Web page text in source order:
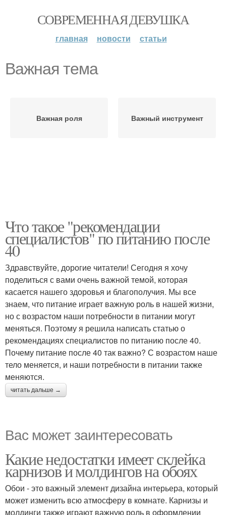
СОВРЕМЕННАЯ ДЕВУШКА
главная новости статьи
Важная тема
Важная роля Важный инструмент
Что такое "рекомендации
специалистов" по питанию после
40
Здравствуйте, дорогие читатели! Сегодня я хочу
поделиться с вами очень важной темой, которая
касается нашего здоровья и благополучия. Мы все
знаем, что питание играет важную роль в нашей жизни,
но с возрастом наши потребности в питании могут
меняться. Поэтому я решила написать статью о
рекомендациях специалистов по питанию после 40.
Почему питание после 40 так важно? С возрастом наше
тело меняется, и наши потребности в питании также
меняются.
читать дальше →
Вас может заинтересовать
Какие недостатки имеет склейка
карнизов и молдингов на обоях
Обои - это важный элемент дизайна интерьера, который
может изменить всю атмосферу в комнате. Карнизы и
молдинги также играют важную роль в оформлении